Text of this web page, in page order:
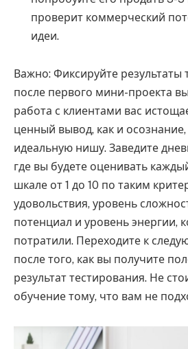
проверит коммерческий
идеи.
Важно: Фиксируйте результаты
после первого мини-проекта
работа с клиентами вас
ценный вывод, как и
идеальную нишу. Заведите
где вы будете оценивать
шкале от 1 до 10 по таким
удовольствия, уровень
потенциал и уровень энергии,
потратили. Переходите к
после того, как вы получите
результат тестирования. Не
обучение тому, что вам не